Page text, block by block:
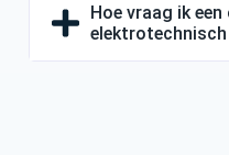
Hoe vraag ik